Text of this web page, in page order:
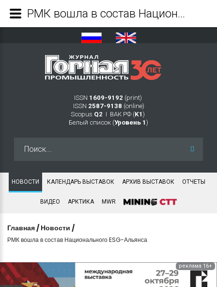
ISSN 1609-9192 (print)
ISSN 2587-9138 (online)
Scopus Q2 Ι ВАК РФ (K1 )
Белый список (Уровень 1 )
НОВОСТИ КАЛЕНДАРЬ ВЫСТАВОК АРХИВ ВЫСТАВОК ОТЧЕТЫ
ВИДЕО АРКТИКА MWR
Главная / Новости /
РМК вошла в состав Национального ESG-Альянса
реклама 16+
РМК вошла в состав Национального ESG-Альянса - Журнал Горная промышленность